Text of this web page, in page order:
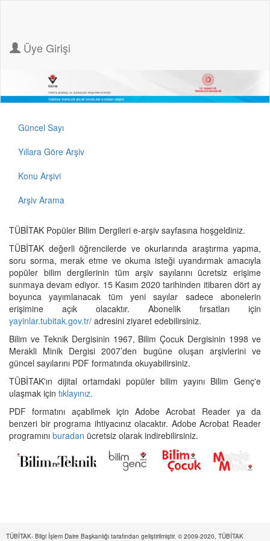
Üye Girişi
Güncel Sayı
Yıllara Göre Arşiv
Konu Arşivi
Arşiv Arama
TÜBİTAK Popüler Bilim Dergileri e-arşiv sayfasına hoşgeldiniz.
TÜBİTAK değerli öğrencilerde ve okurlarında araştırma yapma,
soru sorma, merak etme ve okuma isteği uyandırmak amacıyla
popüler bilim dergilerinin tüm arşiv sayılarını ücretsiz erişime
sunmaya devam ediyor. 15 Kasım 2020 tarihinden itibaren dört ay
boyunca yayımlanacak tüm yeni sayılar sadece abonelerin
erişimine açık olacaktır. Abonelik fırsatları için
yayinlar.tubitak.gov.tr/ adresini ziyaret edebilirsiniz.
Bilim ve Teknik Dergisinin 1967, Bilim Çocuk Dergisinin 1998 ve
Merakli Minik Dergisi 2007’den bugüne oluşan arşivlerini ve
güncel sayılarını PDF formatında okuyabilirsiniz.
TÜBİTAK'ın dijital ortamdaki popüler bilim yayını Bilim Genç'e
ulaşmak için tıklayınız.
PDF formatını açabilmek için Adobe Acrobat Reader ya da
benzeri bir programa ihtiyacınız olacaktır. Adobe Acrobat Reader
programını buradan ücretsiz olarak indirebilirsiniz.
TÜBİTAK- Bilgi İşlem Daire Başkanlığı tarafından geliştirilmiştir. © 2009-2020, TÜBİTAK